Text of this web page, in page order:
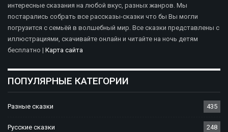
интересные сказания на любой вкус, разных жанров. Мы
постарались собрать все рассказы-сказки что бы Вы могли
погрузится с семьёй в волшебный мир. Все сказки представлены с
иллюстрациями, скачивайте онлайн и читайте на ночь детям
бесплатно | Карта сайта
ПОПУЛЯРНЫЕ КАТЕГОРИИ
Разные сказки 435
Русские сказки 248